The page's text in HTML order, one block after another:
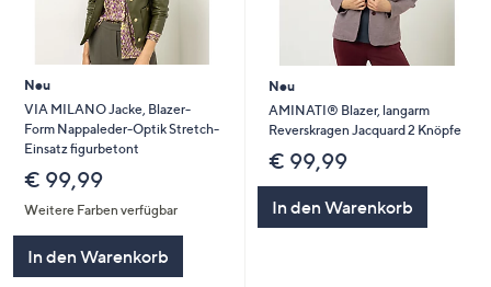
Neu
VIA MILANO Jacke, Blazer-
Form Nappaleder-Optik Stretch-
Einsatz figurbetont
€ 99,99
Weitere Farben verfügbar
In den Warenkorb
Neu
AMINATI® Blazer, langarm
Reverskragen Jacquard 2 Knöpfe
€ 99,99
In den Warenkorb